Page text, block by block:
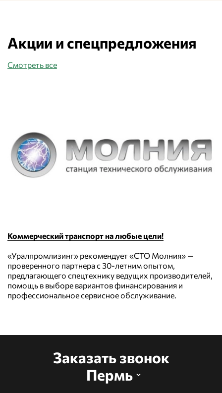
Акции и спецпредложения
Смотреть все
Коммерческий транспорт на любые цели!
«Уралпромлизинг» рекомендует «СТО Молния» —
проверенного партнера с 30-летним опытом,
предлагающего спецтехнику ведущих производителей,
помощь в выборе вариантов финансирования и
профессиональное сервисное обслуживание.
Заказать звонок
Пермь